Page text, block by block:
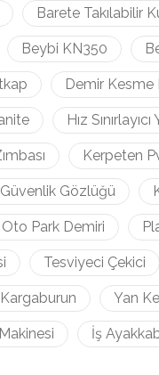
Barete Takılabilir
Beybi KN350
Demir Kesme
Hız
Kerpeten
Gözlüğü
Oto Park Demiri
Tesviyeci Çekici
Yan
İş